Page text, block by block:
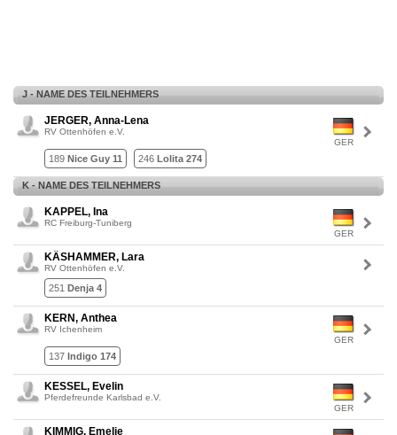
J - NAME DES TEILNEHMERS
GER
JERGER, Anna-Lena
RV Ottenhöfen e.V.
189 Nice Guy 11 246 Lolita 274
K - NAME DES TEILNEHMERS
GER
KAPPEL, Ina
RC Freiburg-Tuniberg
KÄSHAMMER, Lara
RV Ottenhöfen e.V.
251 Denja 4
GER
KERN, Anthea
RV Ichenheim
137 Indigo 174
GER
KESSEL, Evelin
Pferdefreunde Karlsbad e.V.
KIMMIG, Emelie